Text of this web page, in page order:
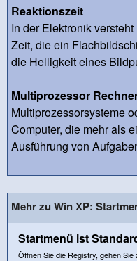
Reaktionszeit
In der Elektronik
Zeit, die ein
die Helligkeit eines
Multiprozessor
Multiprozessorsysteme
Computer, die mehr als
Ausführung von
Mehr zu Win XP:
Startmenü ist
Öffnen Sie die Registry, gehen